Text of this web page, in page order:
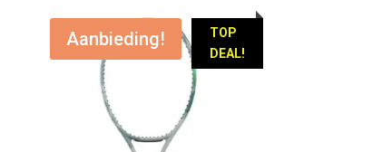
TOP
DEAL!
Aanbieding!